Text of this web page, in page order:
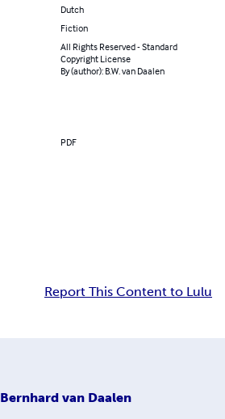
Dutch
Fiction
All Rights Reserved - Standard
Copyright License
By (author): B.W. van Daalen
PDF
Report This Content to Lulu
Bernhard van Daalen